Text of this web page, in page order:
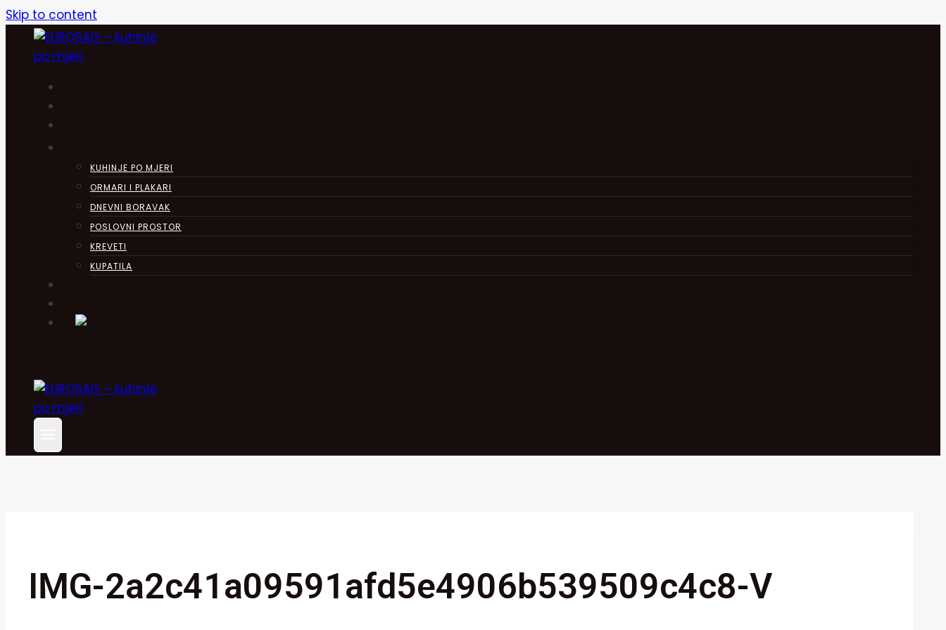
Skip to content
KUHINJE PO MJERI
ORMARI I PLAKARI
DNEVNI BORAVAK
POSLOVNI PROSTOR
KREVETI
KUPATILA
IMG-2a2c41a09591afd5e4906b539509c4c8-V